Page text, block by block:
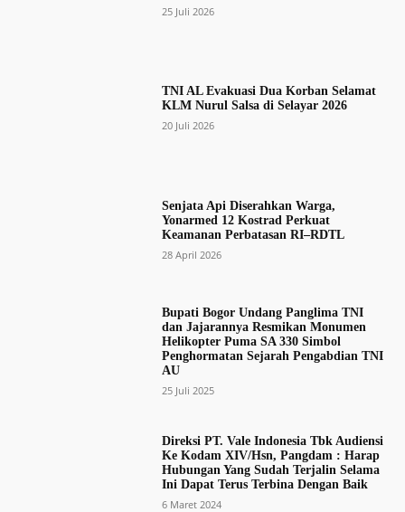
25 Juli 2026
TNI AL Evakuasi Dua Korban Selamat
KLM Nurul Salsa di Selayar 2026
20 Juli 2026
Senjata Api Diserahkan Warga,
Yonarmed 12 Kostrad Perkuat
Keamanan Perbatasan RI–RDTL
28 April 2026
Bupati Bogor Undang Panglima TNI
dan Jajarannya Resmikan Monumen
Helikopter Puma SA 330 Simbol
Penghormatan Sejarah Pengabdian TNI
AU
25 Juli 2025
Direksi PT. Vale Indonesia Tbk Audiensi
Ke Kodam XIV/Hsn, Pangdam : Harap
Hubungan Yang Sudah Terjalin Selama
Ini Dapat Terus Terbina Dengan Baik
6 Maret 2024